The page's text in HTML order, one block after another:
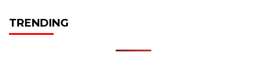
TRENDING